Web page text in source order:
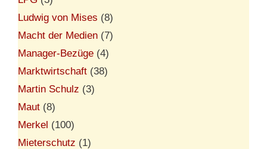
Ludwig von Mises (8)
Macht der Medien (7)
Manager-Bezüge (4)
Marktwirtschaft (38)
Martin Schulz (3)
Maut (8)
Merkel (100)
Mieterschutz (1)